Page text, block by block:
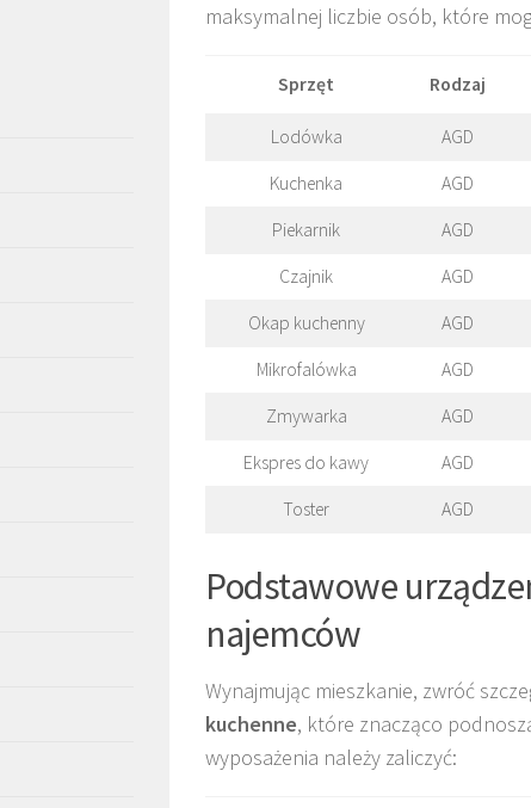
maksymalnej liczbie osób, które
Sprzęt Rodzaj
Lodówka AGD
Kuchenka AGD
Piekarnik AGD
Czajnik AGD
Okap kuchenny AGD
Mikrofalówka AGD
Zmywarka AGD
Ekspres do kawy AGD
Toster AGD
Podstawowe
najemców
Wynajmując mieszkanie, zwróć
kuchenne, które znacząco
wyposażenia należy zaliczyć: